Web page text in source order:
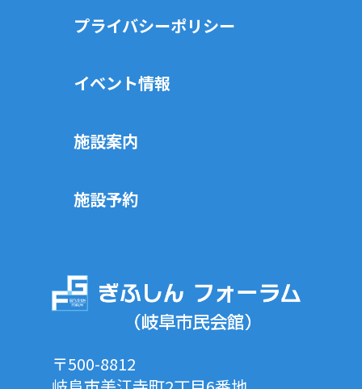
〒500-8812
プライバシーポリシー
イベント情報
施設案内
施設予約